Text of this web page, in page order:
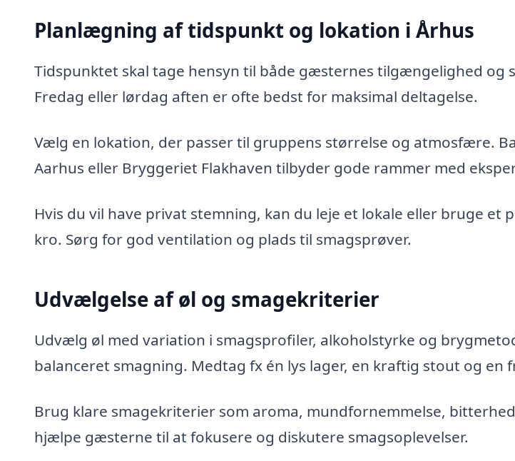
Planlægning af tidspunkt og lokation i Århus
Tidspunktet skal tage hensyn til både gæsternes tilgængelighed og
Fredag eller lørdag aften er ofte bedst for maksimal deltagelse.
Vælg en lokation, der passer til gruppens størrelse og atmosfære.
Aarhus eller Bryggeriet Flakhaven tilbyder gode rammer med
Hvis du vil have privat stemning, kan du leje et lokale eller bruge et
kro. Sørg for god ventilation og plads til smagsprøver.
Udvælgelse af øl og smagekriterier
Udvælg øl med variation i smagsprofiler, alkoholstyrke og
balanceret smagning. Medtag fx én lys lager, en kraftig stout og en
Brug klare smagekriterier som aroma, mundfornemmelse,
hjælpe gæsterne til at fokusere og diskutere smagsoplevelser.